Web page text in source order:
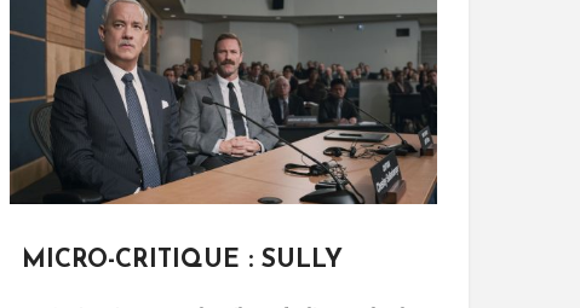
MICRO-CRITIQUE : SULLY